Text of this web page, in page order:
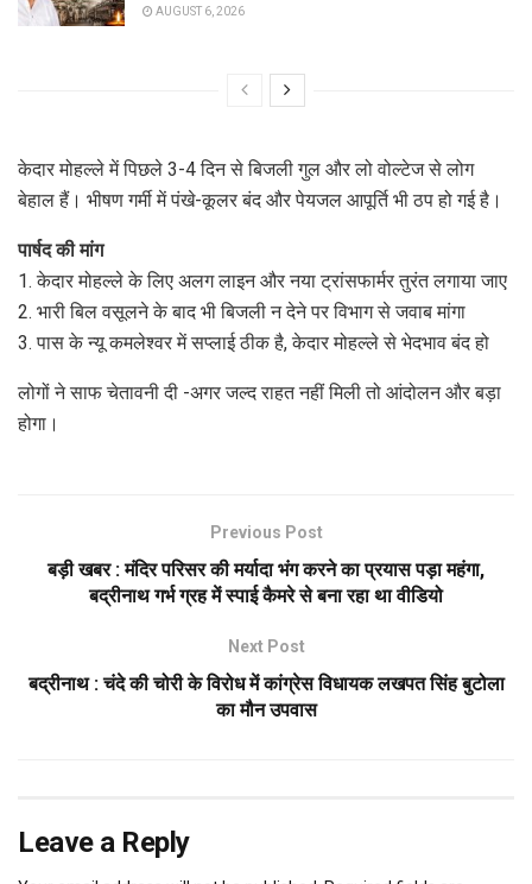
AUGUST 6, 2026
केदार मोहल्ले में पिछले 3-4 दिन से बिजली गुल और लो वोल्टेज से लोग
बेहाल हैं। भीषण गर्मी में पंखे-कूलर बंद और पेयजल आपूर्ति भी ठप हो गई है।
पार्षद की मांग
1. केदार मोहल्ले के लिए अलग लाइन और नया ट्रांसफार्मर तुरंत लगाया जाए
2. भारी बिल वसूलने के बाद भी बिजली न देने पर विभाग से जवाब मांगा
3. पास के न्यू कमलेश्वर में सप्लाई ठीक है, केदार मोहल्ले से भेदभाव बंद हो
लोगों ने साफ चेतावनी दी -अगर जल्द राहत नहीं मिली तो आंदोलन और बड़ा
होगा।
Previous Post
बड़ी खबर : मंदिर परिसर की मर्यादा भंग करने का प्रयास पड़ा महंगा,
बद्रीनाथ गर्भ ग्रह में स्पाई कैमरे से बना रहा था वीडियो
Next Post
बद्रीनाथ : चंदे की चोरी के विरोध में कांग्रेस विधायक लखपत सिंह बुटोला
का मौन उपवास
Leave a Reply